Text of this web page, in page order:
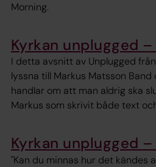
Morning.
Kyrkan unplugged
I detta avsnitt av Unplugged
lyssna till Markus Matsson Band
handlar om att man aldrig ska
Markus som skrivit både text
Kyrkan unplugged
"Kan du minnas hur det kändes